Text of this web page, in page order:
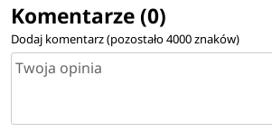
Komentarze (0)
Dodaj komentarz (pozostało4000znaków)